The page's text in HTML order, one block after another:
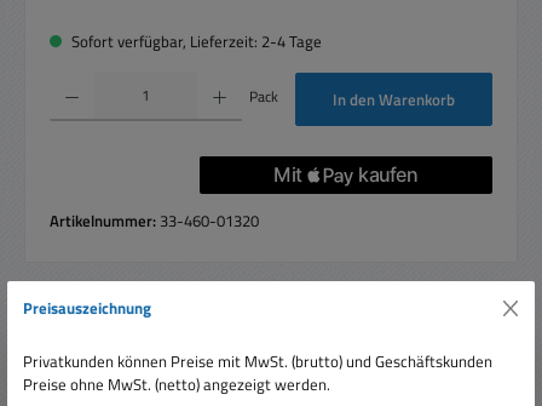
Sofort verfügbar, Lieferzeit: 2-4 Tage
Produkt Anzahl: Gib den gewünschten Wert ein oder benutze die Schaltflächen um
Pack In den Warenkorb
Artikelnummer: 33-460-01320
1,5V Baby Batterien TECXUS 2-er Packung Hochwertige
Energiequelle zum Einsatz in Geräten mit einem hohen
Preisauszeichnung
Privatkunden können Preise mit MwSt. (brutto) und Geschäftskunden
Preise ohne MwSt. (netto) angezeigt werden.